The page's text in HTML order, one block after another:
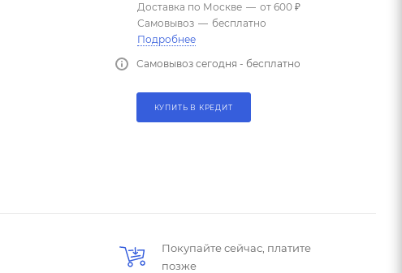
Доставка по Москве — от 600 ₽
Самовывоз — бесплатно
Подробнее
Самовывоз сегодня - бесплатно
КУПИТЬ В КРЕДИТ
Покупайте сейчас, платите
позже